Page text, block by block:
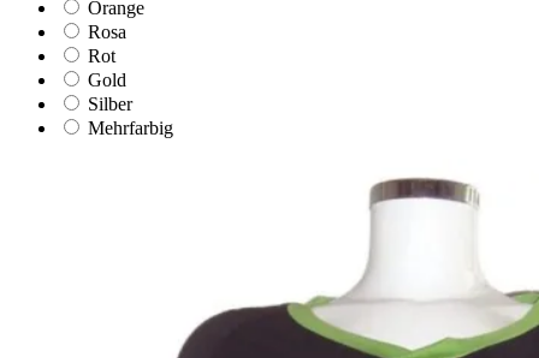
Orange
Rosa
Rot
Gold
Silber
Mehrfarbig